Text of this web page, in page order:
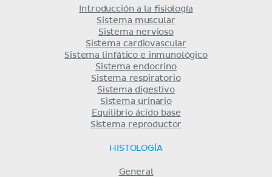
Introducción a la fisiología
Sistema muscular
Sistema nervioso
Sistema cardiovascular
Sistema linfático e inmunológico
Sistema endocrino
Sistema respiratorio
Sistema digestivo
Sistema urinario
Equilibrio ácido base
Sistema reproductor
HISTOLOGÍA
General